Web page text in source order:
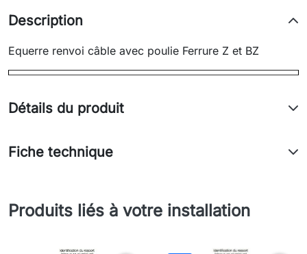
Description
Equerre renvoi câble avec poulie Ferrure Z et BZ
Détails du produit
Fiche technique
Produits liés à votre installation